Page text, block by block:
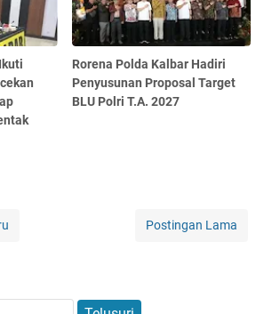
Rorena Polda Kalbar Hadiri
Penyusunan Proposal Target
BLU Polri T.A. 2027
Postingan Lama